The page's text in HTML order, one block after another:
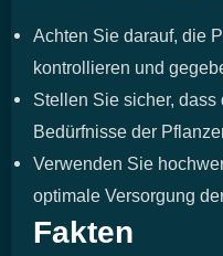
Achten Sie darauf, die
kontrollieren und
Stellen Sie sicher,
Bedürfnisse der
Verwenden Sie
optimale Versorgung
Fakten